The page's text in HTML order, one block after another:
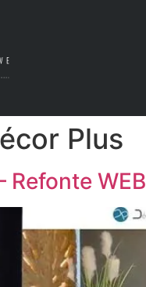
Plus
Refonte WEB